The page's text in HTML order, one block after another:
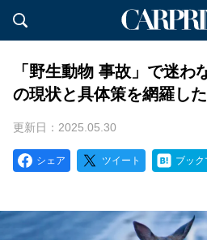
「野生動物 事故」で迷
の現状と具体策を網羅し
更新日：2025.05.30
シェア ツイート ブック